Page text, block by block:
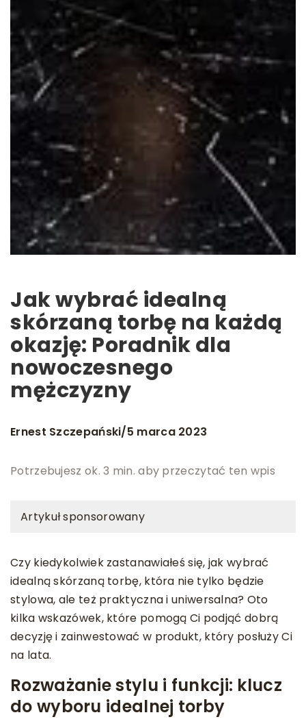
Jak wybrać idealną
skórzaną torbę na każdą
okazję: Poradnik dla
nowoczesnego
mężczyzny
Ernest Szczepański/5 marca 2023
Potrzebujesz ok. 3 min. aby przeczytać ten wpis
Artykuł sponsorowany
Czy kiedykolwiek zastanawiałeś się, jak wybrać
idealną skórzaną torbę, która nie tylko będzie
stylowa, ale też praktyczna i uniwersalna? Oto
kilka wskazówek, które pomogą Ci podjąć dobrą
decyzję i zainwestować w produkt, który posłuży Ci
na lata.
Rozważanie stylu i funkcji: klucz
do wyboru idealnej torby